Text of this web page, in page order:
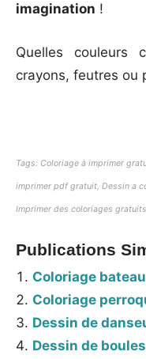
imagination !
Quelles couleurs
crayons, feutres ou
Tags: Coloriage à imprimer
imprimer pdf gratuit, Dessin a
Imprimer des coloriages gratuits
Publications
Coloriage
Coloriage
Dessin de
Dessin de